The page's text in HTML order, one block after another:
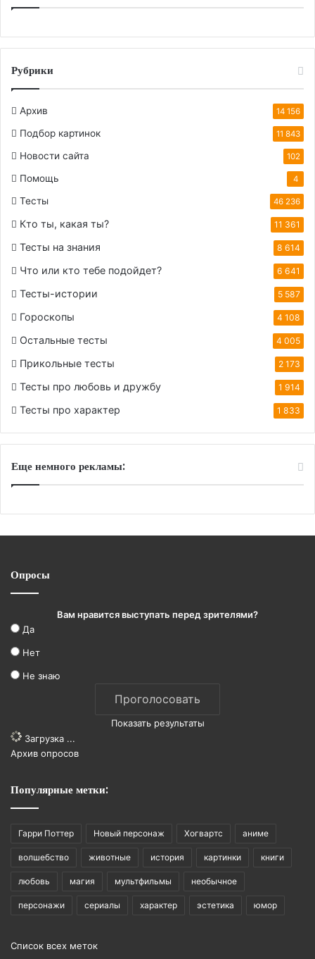
Рубрики
Архив 14 156
Подбор картинок 11 843
Новости сайта 102
Помощь 4
Тесты 46 236
Кто ты, какая ты? 11 361
Тесты на знания 8 614
Что или кто тебе подойдет? 6 641
Тесты-истории 5 587
Гороскопы 4 108
Остальные тесты 4 005
Прикольные тесты 2 173
Тесты про любовь и дружбу 1 914
Тесты про характер 1 833
Еще немного рекламы:
Опросы
Вам нравится выступать перед зрителями?
Да
Нет
Не знаю
Показать результаты
Загрузка ...
Архив опросов
Популярные метки:
Гарри Поттер Новый персонаж Хогвартс аниме
волшебство животные история картинки книги
любовь магия мультфильмы необычное
персонажи сериалы характер эстетика юмор
Список всех меток